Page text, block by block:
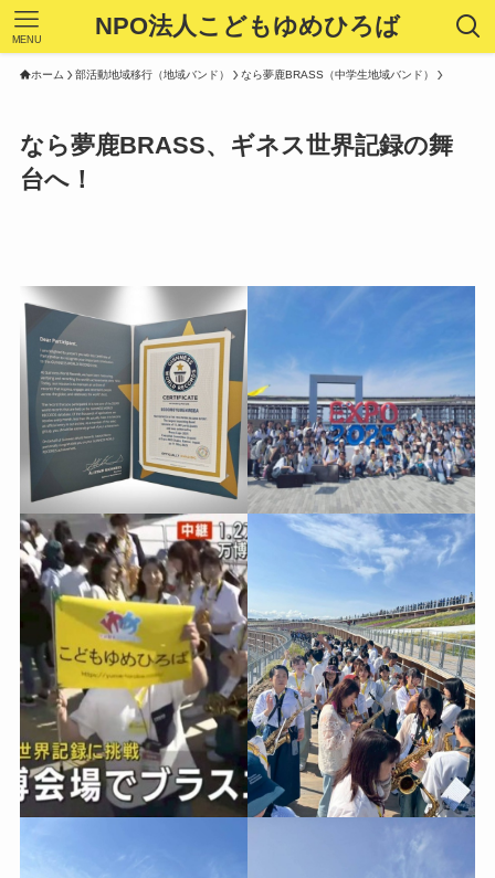
NPO法人こどもゆめひろば
MENU
ホーム 部活動地域移行（地域バンド） なら夢鹿BRASS（中学生地域バンド）
なら夢鹿BRASS、ギネス世界記録の舞
台へ！